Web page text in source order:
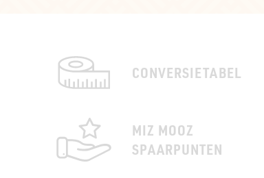
CONVERSIETABEL
MIZ MOOZ
SPAARPUNTEN